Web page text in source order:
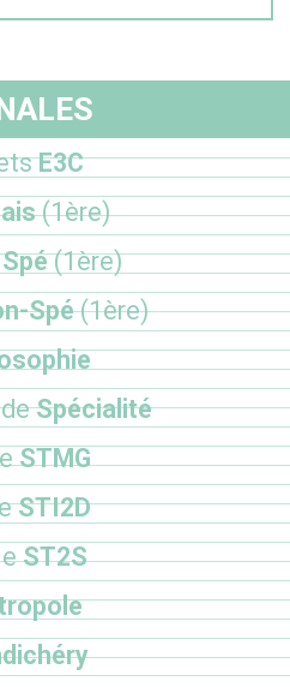
E3C
(1ère)
(1ère)
Spé(1ère)
Spécialité
STMG
STI2D
ST2S